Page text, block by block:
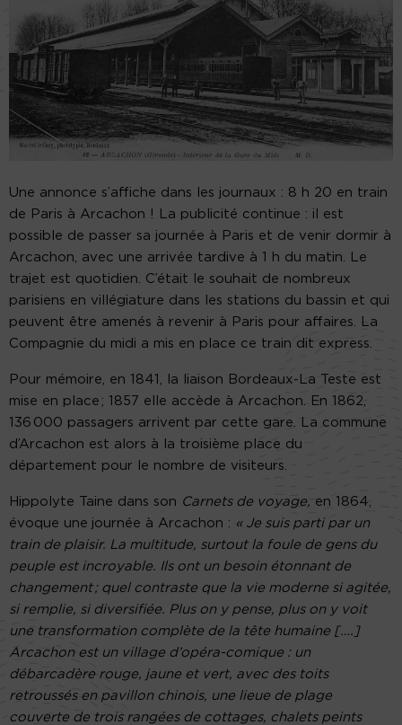
Une annonce s’affiche dans les journaux : 8 h 20 en train
de Paris à Arcachon ! La publicité continue : il est
possible de passer sa journée à Paris et de venir dormir à
Arcachon, avec une arrivée tardive à 1 h du matin. Le
trajet est quotidien. C’était le souhait de nombreux
parisiens en villégiature dans les stations du bassin et qui
peuvent être amenés à revenir à Paris pour affaires. La
Compagnie du midi a mis en place ce train dit express.
Pour mémoire, en 1841, la liaison Bordeaux-La Teste est
mise en place ; 1857 elle accède à Arcachon. En 1862,
136 000 passagers arrivent par cette gare. La commune
d’Arcachon est alors à la troisième place du
département pour le nombre de visiteurs.
Hippolyte Taine dans son Carnets de voyage, en 1864,
évoque une journée à Arcachon : « Je suis parti par un
train de plaisir. La multitude, surtout la foule de gens du
peuple est incroyable. Ils ont un besoin étonnant de
changement ; quel contraste que la vie moderne si agitée,
si remplie, si diversifiée. Plus on y pense, plus on y voit
une transformation complète de la tête humaine [….]
Arcachon est un village d’opéra-comique : un
débarcadère rouge, jaune et vert, avec des toits
retroussés en pavillon chinois, une lieue de plage
couverte de trois rangées de cottages, chalets peints